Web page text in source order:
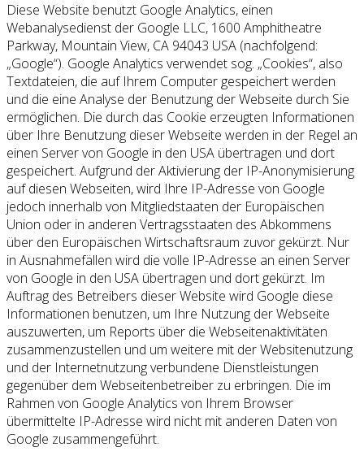
Diese Website benutzt Google Analytics, einen
Webanalysedienst der Google LLC, 1600 Amphitheatre
Parkway, Mountain View, CA 94043 USA (nachfolgend:
„Google“). Google Analytics verwendet sog. „Cookies“, also
Textdateien, die auf Ihrem Computer gespeichert werden
und die eine Analyse der Benutzung der Webseite durch Sie
ermöglichen. Die durch das Cookie erzeugten Informationen
über Ihre Benutzung dieser Webseite werden in der Regel an
einen Server von Google in den USA übertragen und dort
gespeichert. Aufgrund der Aktivierung der IP-Anonymisierung
auf diesen Webseiten, wird Ihre IP-Adresse von Google
jedoch innerhalb von Mitgliedstaaten der Europäischen
Union oder in anderen Vertragsstaaten des Abkommens
über den Europäischen Wirtschaftsraum zuvor gekürzt. Nur
in Ausnahmefällen wird die volle IP-Adresse an einen Server
von Google in den USA übertragen und dort gekürzt. Im
Auftrag des Betreibers dieser Website wird Google diese
Informationen benutzen, um Ihre Nutzung der Webseite
auszuwerten, um Reports über die Webseitenaktivitäten
zusammenzustellen und um weitere mit der Websitenutzung
und der Internetnutzung verbundene Dienstleistungen
gegenüber dem Webseitenbetreiber zu erbringen. Die im
Rahmen von Google Analytics von Ihrem Browser
übermittelte IP-Adresse wird nicht mit anderen Daten von
Google zusammengeführt.